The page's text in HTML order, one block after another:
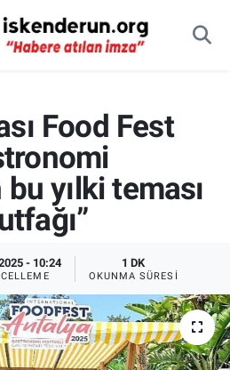
Food Fest
yılki teması
- 10:24 1 DK
OKUNMA SÜRESI